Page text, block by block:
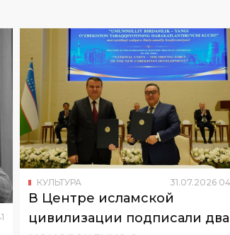
КУЛЬТУРА 31.07.2026 04
В Центре исламской
цивилизации подписали два
меморандума о
сотрудничестве
Это два меморандума в сфере